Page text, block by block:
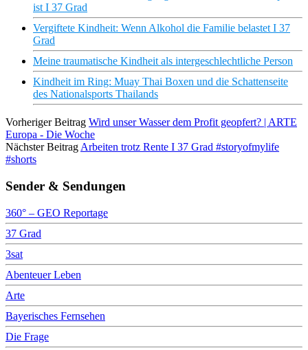
ist I 37 Grad
Vergiftete Kindheit: Wenn Alkohol die Familie belastet I 37
Grad
Meine traumatische Kindheit als intergeschlechtliche Person
Kindheit im Ring: Muay Thai Boxen und die Schattenseite
des Nationalsports Thailands
Vorheriger Beitrag Wird unser Wasser dem Profit geopfert? | ARTE
Europa - Die Woche
Nächster Beitrag Arbeiten trotz Rente I 37 Grad #storyofmylife
#shorts
Sender & Sendungen
360° – GEO Reportage
37 Grad
3sat
Abenteuer Leben
Arte
Bayerisches Fernsehen
Die Frage